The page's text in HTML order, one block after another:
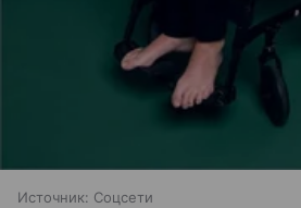
Источник: Соцсети